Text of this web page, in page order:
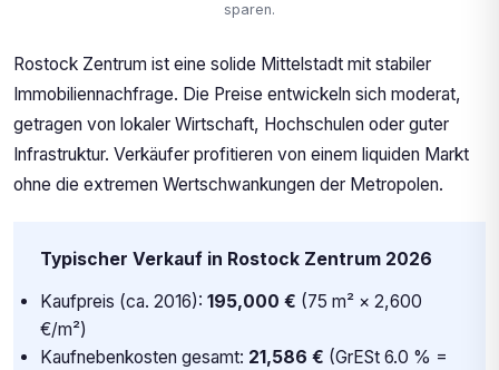
sparen.
Rostock Zentrum ist eine solide Mittelstadt mit stabiler
Immobiliennachfrage. Die Preise entwickeln sich moderat,
getragen von lokaler Wirtschaft, Hochschulen oder guter
Infrastruktur. Verkäufer profitieren von einem liquiden Markt
ohne die extremen Wertschwankungen der Metropolen.
Typischer Verkauf in Rostock Zentrum 2026
Kaufpreis (ca. 2016): 195,000 € (75 m² × 2,600
€/m²)
Kaufnebenkosten gesamt: 21,586 € (GrESt 6.0 % =